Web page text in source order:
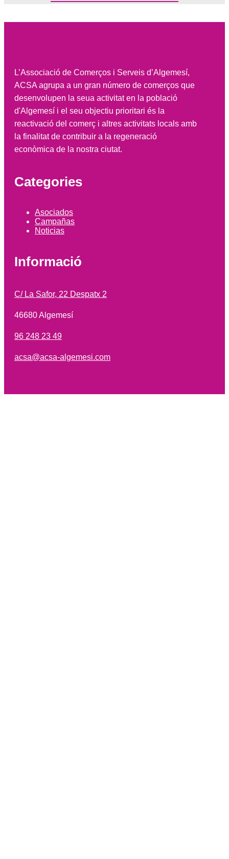
L’Associació de Comerços i Serveis d’Algemesí,
ACSA agrupa a un gran número de comerços que
desenvolupen la seua activitat en la població
d'Algemesí i el seu objectiu prioritari és la
reactivació del comerç i altres activitats locals amb
la finalitat de contribuir a la regeneració
econòmica de la nostra ciutat.
Categories
Asociados
Campañas
Noticias
Informació
C/ La Safor, 22 Despatx 2
46680 Algemesí
96 248 23 49
acsa@acsa-algemesi.com